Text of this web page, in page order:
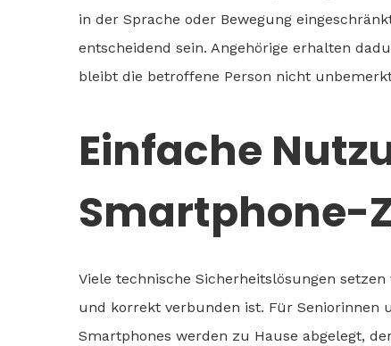
in der Sprache oder Bewegung
entscheidend sein. Angehörige erhalten
bleibt die betroffene Person nicht
Einfache
Smartphone-
Viele technische Sicherheitslösungen
und korrekt verbunden ist. Für Seniorinnen
Smartphones werden zu Hause abgelegt,